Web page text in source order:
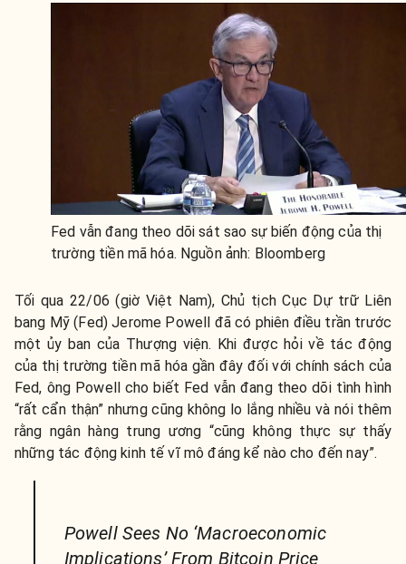
Fed vẫn đang theo dõi sát sao sự biến động của thị
trường tiền mã hóa. Nguồn ảnh: Bloomberg
Tối qua 22/06 (giờ Việt Nam), Chủ tịch Cục Dự trữ Liên
bang Mỹ (Fed) Jerome Powell đã có phiên điều trần trước
một ủy ban của Thượng viện. Khi được hỏi về tác động
của thị trường tiền mã hóa gần đây đối với chính sách của
Fed, ông Powell cho biết Fed vẫn đang theo dõi tình hình
“rất cẩn thận” nhưng cũng không lo lắng nhiều và nói thêm
rằng ngân hàng trung ương “cũng không thực sự thấy
những tác động kinh tế vĩ mô đáng kể nào cho đến nay”.
Powell Sees No ‘Macroeconomic
Implications’ From Bitcoin Price